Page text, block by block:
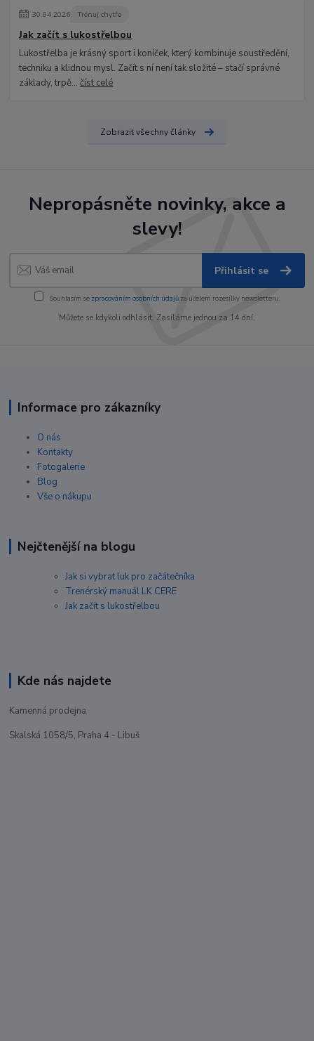
30.04.2026 Trénuj chytře
Jak začít s lukostřelbou
Lukostřelba je krásný sport i koníček, který kombinuje soustředění,
techniku a klidnou mysl. Začít s ní není tak složité – stačí správné
základy, trpě...číst celé
Zobrazit všechny články
Nepropásněte novinky, akce a
slevy!
Přihlásit se
Souhlasím se zpracováním osobních údajůza účelem rozesílky newsletteru.
Můžete se kdykoli odhlásit. Zasíláme jednou za 14 dní.
Informace pro zákazníky
O nás
Kontakty
Fotogalerie
Blog
Vše o nákupu
Nejčtenější na blogu
Jak si vybrat luk pro začátečníka
Trenérský manuál LK CERE
Jak začít s lukostřelbou
Kde nás najdete
Kamenná prodejna
Skalská 1058/5, Praha 4 - Libuš